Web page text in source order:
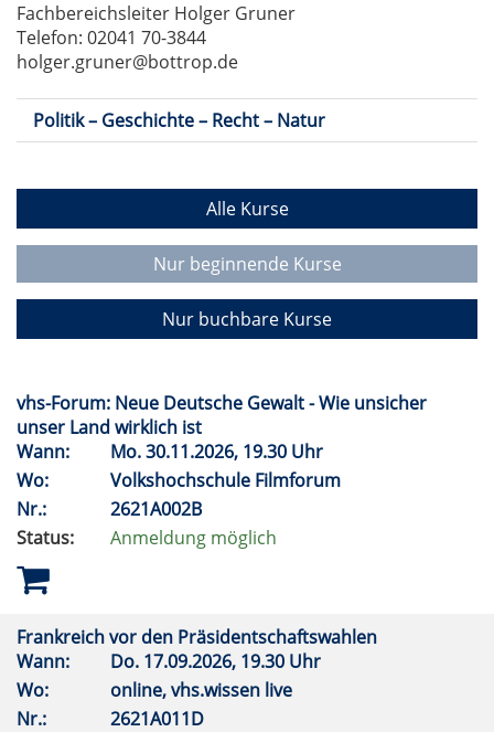
Fachbereichsleiter Holger Gruner
Telefon: 02041 70-3844
holger.gruner@bottrop.de
Politik – Geschichte – Recht – Natur
Alle Kurse
Nur beginnende Kurse
Nur buchbare Kurse
vhs-Forum: Neue Deutsche Gewalt - Wie unsicher
unser Land wirklich ist
Wann:
Mo.30.11.2026, 19.30 Uhr
Wo:
Volkshochschule Filmforum
Nr.:
2621A002B
Status:
Anmeldung möglich
Frankreich vor den Präsidentschaftswahlen
Wann:
Do. 17.09.2026, 19.30 Uhr
Wo:
online, vhs.wissen live
Nr.:
2621A011D